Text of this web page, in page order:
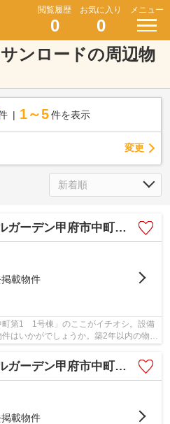
閲覧履歴
0
お気に入り
0
メニュー
ンロードの周辺物
1～5 件を表示
変更
デン甲府市中町第1 1号棟
載物件
町第1 1号棟」のここがイチオシ。設備
はいかがでしょうか。築2年以内の物件
デン甲府市中町第1 2号棟
載物件